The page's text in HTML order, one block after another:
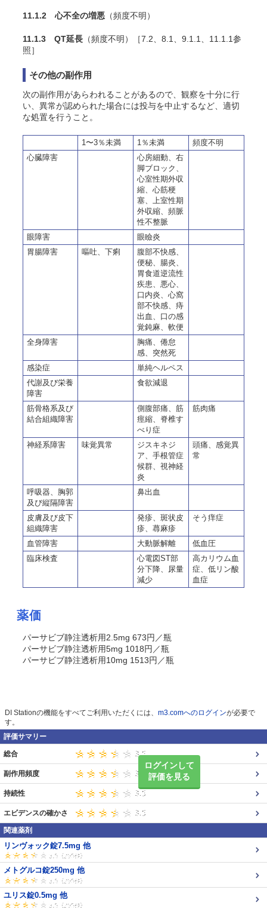
11.1.2 心不全の増悪 （頻度不明）
11.1.3 QT延長 （頻度不明）［7.2、8.1、9.1.1、11.1.1参
照］
その他の副作用
次の副作用があらわれることがあるので、観察を十分に行
い、異常が認められた場合には投与を中止するなど、適切
な処置を行うこと。
1〜3％未満 1％未満
頻度不明
心臓障害
心房細動、右
脚ブロック、
心室性期外収
縮、心筋梗
塞、上室性期
外収縮、頻脈
性不整脈
眼障害
眼瞼炎
胃腸障害
嘔吐、下痢
腹部不快感、
便秘、腸炎、
胃食道逆流性
疾患、悪心、
口内炎、心窩
部不快感、痔
出血、口の感
覚鈍麻、軟便
全身障害
胸痛、倦怠
感、突然死
感染症
単純ヘルペス
代謝及び栄養
障害
食欲減退
筋骨格系及び
結合組織障害
側腹部痛、筋
痙縮、脊椎す
べり症
筋肉痛
神経系障害 味覚異常
ジスキネジ
ア、手根管症
候群、視神経
炎
頭痛、感覚異
常
呼吸器、胸郭
及び縦隔障害
鼻出血
皮膚及び皮下
組織障害
発疹、斑状皮
疹、蕁麻疹
そう痒症
血管障害 大動脈解離
低血圧
臨床検査
心電図ST部
分下降、尿量
減少
高カリウム血
症、低リン酸
血症
薬価
パーサビブ静注透析用2.5mg 673円／瓶
パーサビブ静注透析用5mg 1018円／瓶
パーサビブ静注透析用10mg 1513円／瓶
DI Stationの機能をすべてご利用いただくには、 m3.comへのログインが必要で
す。
評価サマリー
ログインして
評価を見る
総合
副作用頻度
持続性
エビデンスの確かさ
関連薬剤
リンヴォック錠7.5mg 他
メトグルコ錠250mg 他
ユリス錠0.5mg 他